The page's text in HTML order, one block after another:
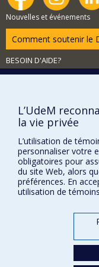
Nouvelles et événements
Comment soutenir le
BESOIN D'AIDE?
Plan du site
Accessibilité
FACULTÉ DES ARTS ET
Nos départements et
Nos centres d'études
Nos programmes et cours
Conditions d’utilisation
L’UdeM
la vie privée
L’utilisation de
personnaliser votre
obligatoires pour
du site Web, alors
préférences. En
utilisation de